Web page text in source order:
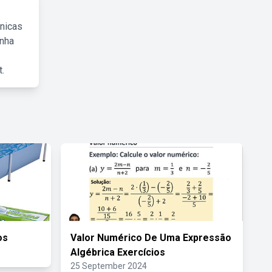
Valor Numérico De Uma Expressão
Algébrica Exercícios
25 September 2024